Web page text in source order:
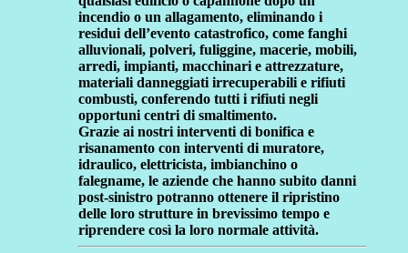
incendio o un allagamento, eliminando i
residui dell’evento catastrofico, come fanghi
alluvionali, polveri, fuliggine, macerie, mobili,
arredi, impianti, macchinari e attrezzature,
materiali danneggiati irrecuperabili e rifiuti
combusti, conferendo tutti i rifiuti negli
opportuni centri di smaltimento.
Grazie ai nostri interventi di bonifica e
risanamento con interventi di muratore,
idraulico, elettricista, imbianchino o
falegname, le aziende che hanno subito danni
post-sinistro potranno ottenere il ripristino
delle loro strutture in brevissimo tempo e
riprendere così la loro normale attività.